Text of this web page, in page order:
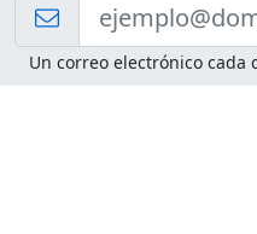
Un correo electrónico cada